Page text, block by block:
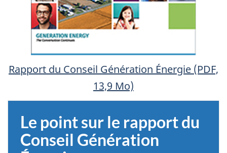
Rapport du Conseil Génération Énergie (PDF,
13,9 Mo)
Le point sur le rapport du
Conseil Génération